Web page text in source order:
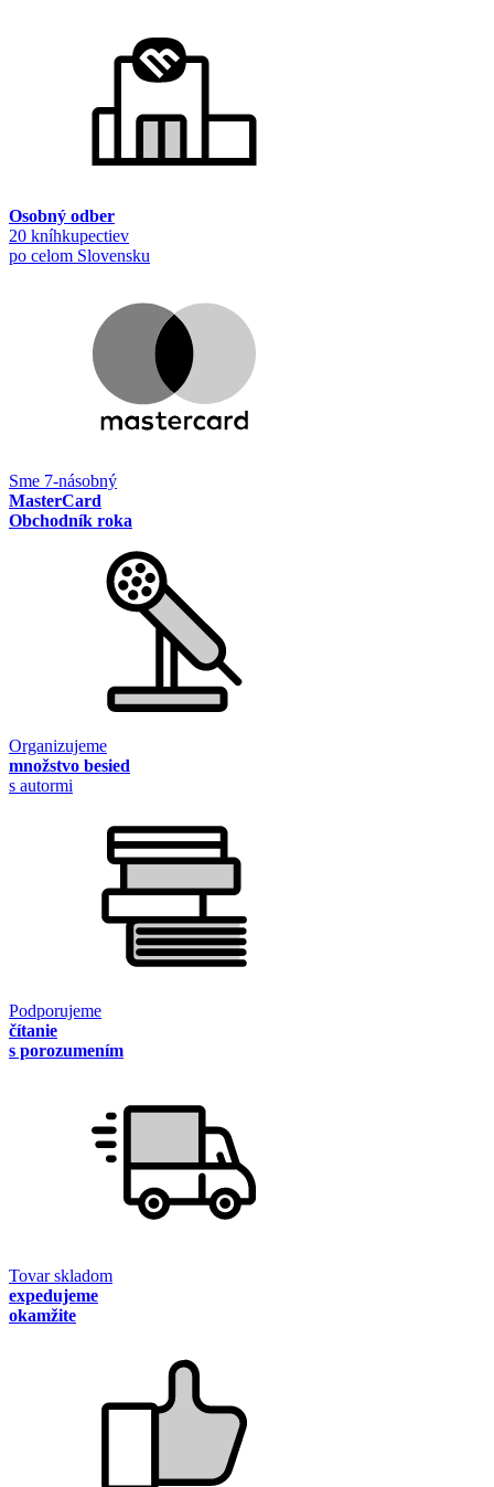
Osobný odber
20 kníhkupectiev
po celom Slovensku
Sme 7-násobný
MasterCard
Obchodník roka
Organizujeme
množstvo besied
s autormi
Podporujeme
čítanie
s porozumením
Tovar skladom
expedujeme
okamžite